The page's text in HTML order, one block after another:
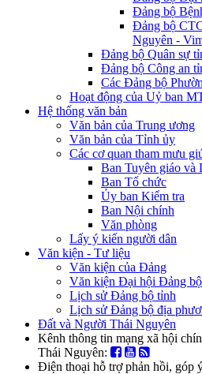
Đảng bộ
Đảng bộ
Nguyên -
Đảng bộ Quân sự
Đảng bộ Công an
Các Đảng bộ
Hoạt động của Uỷ ban
Hệ thống văn bản
Văn bản của Trung ương
Văn bản của Tỉnh ủy
Các cơ quan tham mưu
Ban Tuyên giáo và
Ban Tổ chức
Ủy ban Kiểm tra
Ban Nội chính
Văn phòng
Lấy ý kiến người dân
Văn kiện - Tư liệu
Văn kiện của Đảng
Văn kiện Đại hội Đảng
Lịch sử Đảng bộ tỉnh
Lịch sử Đảng bộ địa
Đất và Người Thái Nguyên
Kênh thông tin mạng xã hội
Thái Nguyên:
Điện thoại hỗ trợ phản hồi, góp